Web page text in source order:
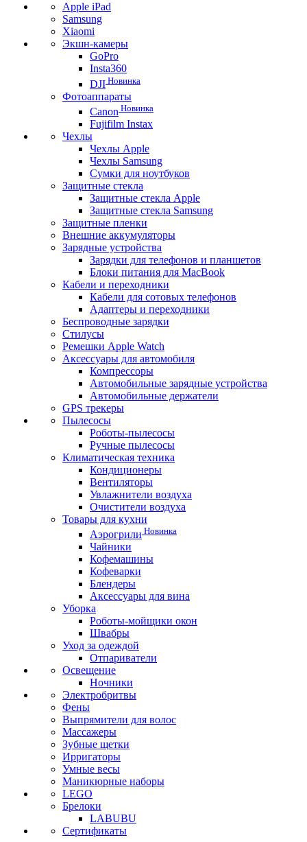
Apple iPad
Samsung
Xiaomi
Экшн-камеры
GoPro
Insta360
DJI Новинка
Фотоаппараты
Canon Новинка
Fujifilm Instax
Чехлы
Чехлы Apple
Чехлы Samsung
Сумки для ноутбуков
Защитные стекла
Защитные стекла Apple
Защитные стекла Samsung
Защитные пленки
Внешние аккумуляторы
Зарядные устройства
Зарядки для телефонов и планшетов
Блоки питания для MacBook
Кабели и переходники
Кабели для сотовых телефонов
Адаптеры и переходники
Беспроводные зарядки
Стилусы
Ремешки Apple Watch
Аксессуары для автомобиля
Компрессоры
Автомобильные зарядные устройства
Автомобильные держатели
GPS трекеры
Пылесосы
Роботы-пылесосы
Ручные пылесосы
Климатическая техника
Кондиционеры
Вентиляторы
Увлажнители воздуха
Очистители воздуха
Товары для кухни
Аэрогрили Новинка
Чайники
Кофемашины
Кофеварки
Блендеры
Аксессуары для вина
Уборка
Роботы-мойщики окон
Швабры
Уход за одеждой
Отпариватели
Освещение
Ночники
Электробритвы
Фены
Выпрямители для волос
Массажеры
Зубные щетки
Ирригаторы
Умные весы
Маникюрные наборы
LEGO
Брелоки
LABUBU
Сертификаты